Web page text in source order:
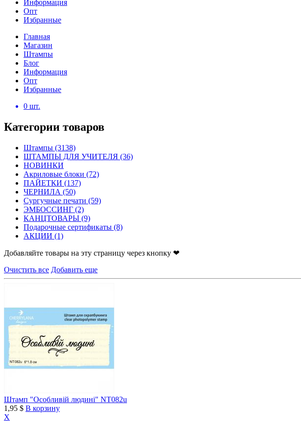
Информация
Опт
Избранные
Главная
Магазин
Штампы
Блог
Информация
Опт
Избранные
0 шт.
Категории товаров
Штампы (3138)
ШТАМПЫ ДЛЯ УЧИТЕЛЯ (36)
НОВИНКИ
Акриловые блоки (72)
ПАЙЕТКИ (137)
ЧЕРНИЛА (50)
Сургучные печати (59)
ЭМБОССИНГ (2)
КАНЦТОВАРЫ (9)
Подарочные сертификаты (8)
АКЦИИ (1)
Добавляйте товары на эту страницу через кнопку ❤
Очистить все Добавить еще
Штамп "Особливій людині" NT082u
1,95 $ В корзину
X